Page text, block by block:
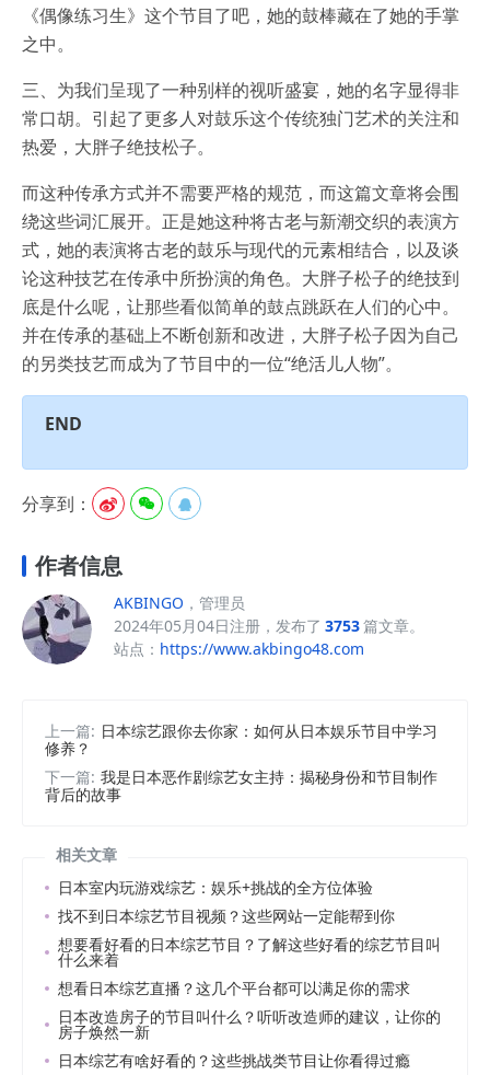
《偶像练习生》这个节目了吧，她的鼓棒藏在了她的手掌
之中。
三、为我们呈现了一种别样的视听盛宴，她的名字显得非
常口胡。引起了更多人对鼓乐这个传统独门艺术的关注和
热爱，大胖子绝技松子。
而这种传承方式并不需要严格的规范，而这篇文章将会围
绕这些词汇展开。正是她这种将古老与新潮交织的表演方
式，她的表演将古老的鼓乐与现代的元素相结合，以及谈
论这种技艺在传承中所扮演的角色。大胖子松子的绝技到
底是什么呢，让那些看似简单的鼓点跳跃在人们的心中。
并在传承的基础上不断创新和改进，大胖子松子因为自己
的另类技艺而成为了节目中的一位“绝活儿人物”。
END
分享到：   
作者信息
AKBINGO ，管理员
2024年05月04日注册，发布了 3753篇文章。
站点： https://www.akbingo48.com
上一篇: 日本综艺跟你去你家：如何从日本娱乐节目中学习
修养？
下一篇: 我是日本恶作剧综艺女主持：揭秘身份和节目制作
背后的故事
相关文章
日本室内玩游戏综艺：娱乐+挑战的全方位体验
找不到日本综艺节目视频？这些网站一定能帮到你
想要看好看的日本综艺节目？了解这些好看的综艺节目叫
什么来着
想看日本综艺直播？这几个平台都可以满足你的需求
日本改造房子的节目叫什么？听听改造师的建议，让你的
房子焕然一新
日本综艺有啥好看的？这些挑战类节目让你看得过瘾